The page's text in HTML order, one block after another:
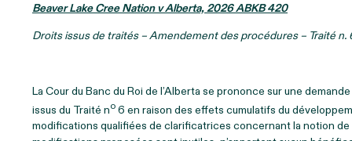
Beaver Lake Cree Nation v Alberta, 2026 ABKB 420
Droits issus de traités – Amendement des procédures – Traité n.
La Cour du Banc du Roi de l’Alberta se prononce sur une
issus du Traité no 6 en raison des effets cumulatifs du
modifications qualifiées de clarificatrices concernant la notion